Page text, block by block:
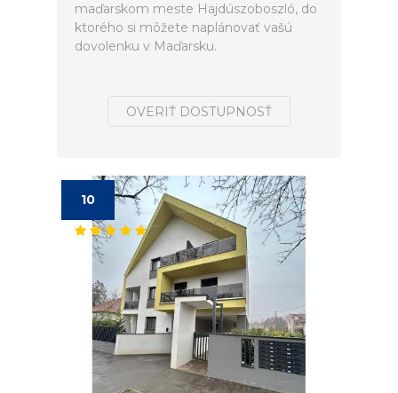
maďarskom meste Hajdúszoboszló, do
ktorého si môžete naplánovať vašú
dovolenku v Maďarsku.
OVERIŤ DOSTUPNOSŤ
10